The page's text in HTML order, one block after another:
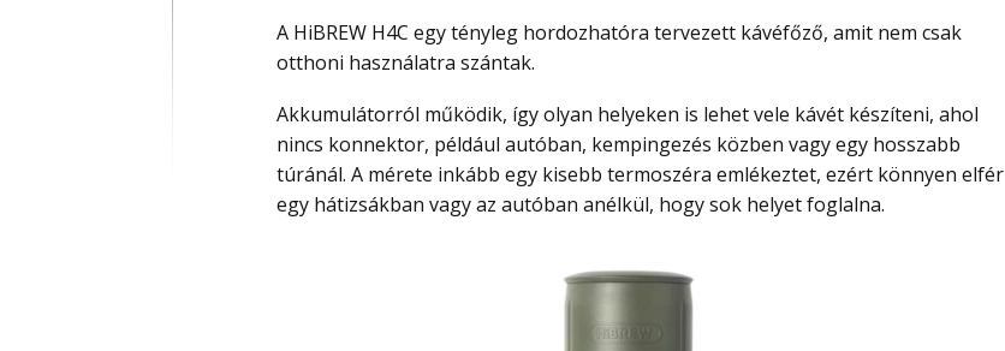
A HiBREW H4C egy tényleg hordozhatóra tervezett kávéfőző, amit nem csak
otthoni használatra szántak.
Akkumulátorról működik, így olyan helyeken is lehet vele kávét készíteni, ahol
nincs konnektor, például autóban, kempingezés közben vagy egy hosszabb
túránál. A mérete inkább egy kisebb termoszéra emlékeztet, ezért könnyen elfér
egy hátizsákban vagy az autóban anélkül, hogy sok helyet foglalna.